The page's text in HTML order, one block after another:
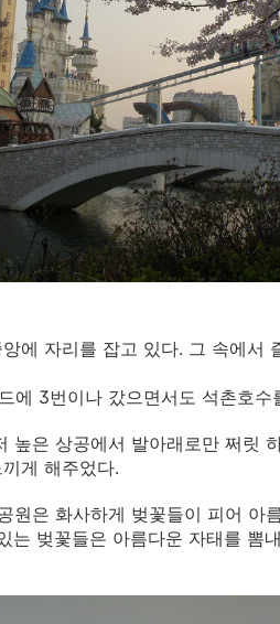
에 자리를 잡고 있다. 그 속에서
에 3번이나 갔으면서도 석촌호
높은 상공에서 발아래로만 쩌릿
게 해주었다.
원은 화사하게 벚꽃들이 피어 아
벚꽃들은 아름다운 자태를 뽐